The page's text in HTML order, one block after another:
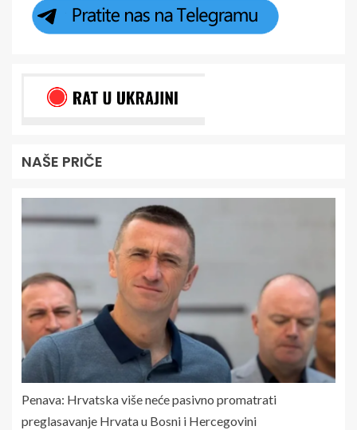
NAŠE PRIČE
Penava: Hrvatska više neće pasivno promatrati
preglasavanje Hrvata u Bosni i Hercegovini